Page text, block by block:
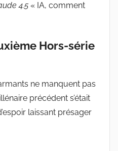
4.5 « IA, comment
Hors-série
ne manquent pas
précédent s’était
laissant présager